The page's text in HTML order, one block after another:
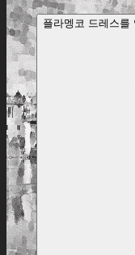
플라멩코 드레스를